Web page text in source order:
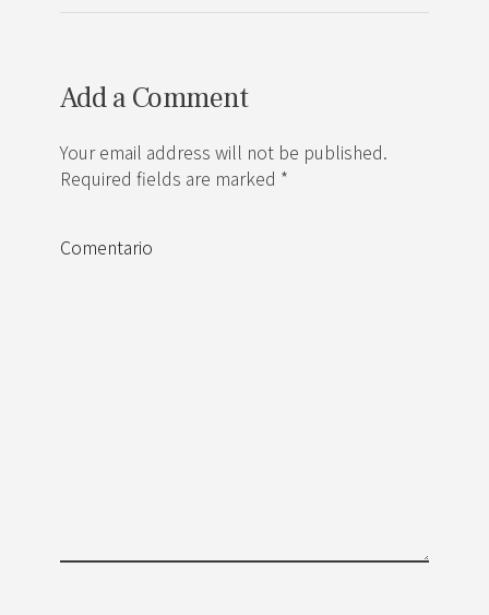
Add a Comment
Your email address will not be published.
Required fields are marked *
Comentario